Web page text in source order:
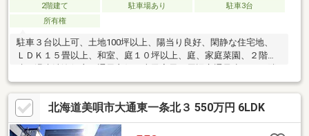
2階建て 駐車場あり
駐車3台
所有権
駐車３台以上可、土地100坪以上、陽当り良好、閑静な住宅地、
ＬＤＫ１５畳以上、和室、庭１０坪以上、庭、家庭菜園、２階
家との間隔が大きい
北海道美唄市大通東一条北３ 550万円 6LDK